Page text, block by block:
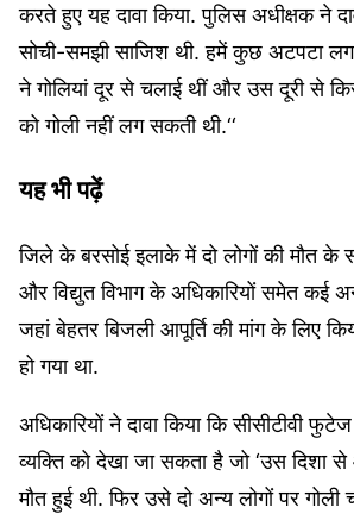
करते हुए यह दावा किया. पुलिस अधीक्षक ने
सोची-समझी साजिश थी. हमें कुछ अटपटा लग
ने गोलियां दूर से चलाई थीं और उस दूरी से
को गोली नहीं लग सकती थी.‘‘
यह भी पढ़ें
जिले के बरसोई इलाके में दो लोगों की मौत
और विद्युत विभाग के अधिकारियों समेत कई
जहां बेहतर बिजली आपूर्ति की मांग के लिए
हो गया था.
अधिकारियों ने दावा किया कि सीसीटीवी
व्यक्ति को देखा जा सकता है जो ‘उस दिशा
मौत हुई थी. फिर उसे दो अन्य लोगों पर